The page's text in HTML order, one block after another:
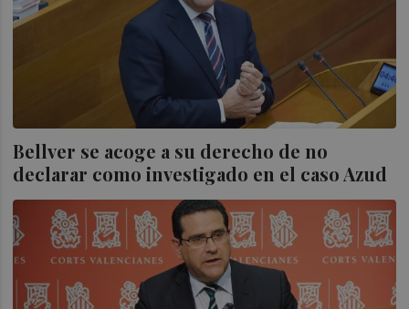
Bellver se acoge a su derecho de no
declarar como investigado en el caso Azud